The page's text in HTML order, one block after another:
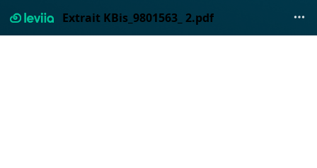
Extrait KBis_9801563_ 2.pdf